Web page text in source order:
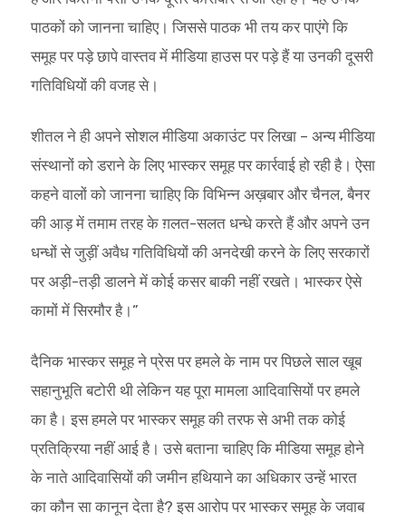
पाठकों को जानना चाहिए। जिससे पाठक भी तय कर पाएंगे कि
समूह पर पड़े छापे वास्तव में मीडिया हाउस पर पड़े हैं या उनकी दूसरी
गतिविधियों की वजह से।
शीतल ने ही अपने सोशल मीडिया अकाउंट पर लिखा – अन्य मीडिया
संस्थानों को डराने के लिए भास्कर समूह पर कार्रवाई हो रही है। ऐसा
कहने वालों को जानना चाहिए कि विभिन्न अख़बार और चैनल, बैनर
की आड़ में तमाम तरह के ग़लत-सलत धन्धे करते हैं और अपने उन
धन्धों से जुड़ीं अवैध गतिविधियों की अनदेखी करने के लिए सरकारों
पर अड़ी-तड़ी डालने में कोई कसर बाकी नहीं रखते। भास्कर ऐसे
कामों में सिरमौर है।”
दैनिक भास्कर समूह ने प्रेस पर हमले के नाम पर पिछले साल खूब
सहानुभूति बटोरी थी लेकिन यह पूरा मामला आदिवासियों पर हमले
का है। इस हमले पर भास्कर समूह की तरफ से अभी तक कोई
प्रतिक्रिया नहीं आई है। उसे बताना चाहिए कि मीडिया समूह होने
के नाते आदिवासियों की जमीन हथियाने का अधिकार उन्हें भारत
का कौन सा कानून देता है? इस आरोप पर भास्कर समूह के जवाब